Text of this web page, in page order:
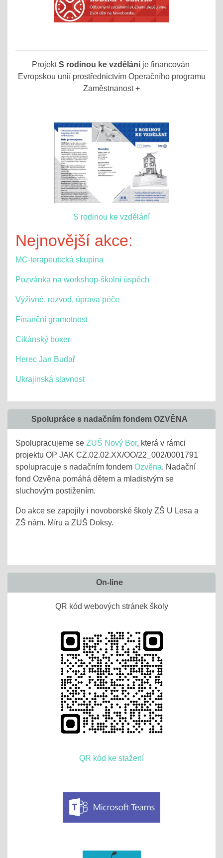
ProjektS rodinou ke vzděláníje financován
Evropskou unií prostřednictvím Operačního programu
Zaměstnanost +
S rodinou ke vzdělání
Nejnovější akce:
MC-terapeutická skupina
Pozvánka na workshop-školní úspěch
Výživné, rozvod, úprava péče
Finanční gramotnost
Cikánský boxer
Herec Jan Budař
Ukrajinská slavnost
Spolupráce s nadačním fondem OZVĚNA
Spolupracujeme se ZUŠ Nový Bor, která v rámci
projektu OP JAK CZ.02.02.XX/OO/22_002/0001791
spolupracuje s nadačním fondem Ozvěna. Nadační
fond Ozvěna pomáhá dětem a mladistvým se
sluchovým postižením.
Do akce se zapojily i novoborské školy ZŠ U Lesa a
ZŠ nám. Míru a ZUŠ Doksy.
On-line
QR kód webových stránek školy
QR kód ke stažení